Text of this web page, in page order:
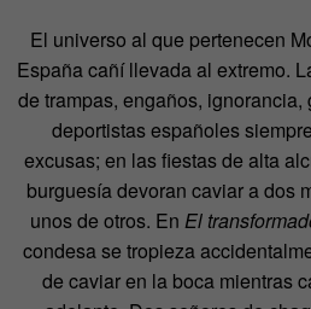
El universo al que pertenecen
España cañí llevada al extremo.
de trampas, engaños,
deportistas españoles
excusas; en las fiestas de alta
burguesía devoran caviar a dos
unos de otros. En El
condesa se tropieza
de caviar en la boca mientras